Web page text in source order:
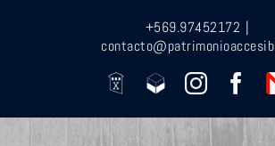
+569.97452172 |
CasaGetarq